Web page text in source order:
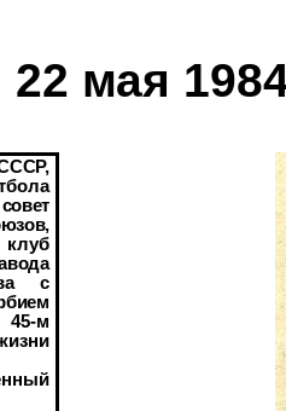
22 мая
совет
вода
с
м